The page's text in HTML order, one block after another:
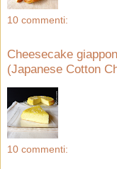
10 commenti:
Cheesecake
(Japanese Cotton
10 commenti: